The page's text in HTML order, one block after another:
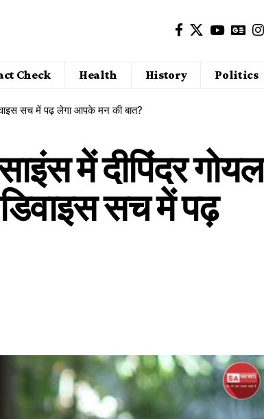
Check Health History Politics
सच में पढ़ लेगा आपके मन की बात?
में दीपिंदर गोयल
सच में पढ़